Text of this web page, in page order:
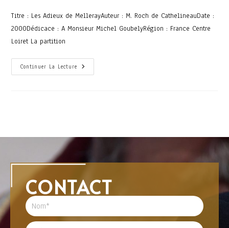
Titre : Les Adieux de MellerayAuteur : M. Roch de CathelineauDate :
2000Dédicace : A Monsieur Michel GoubelyRégion : France Centre
Loiret La partition
Continuer La Lecture
CONTACT